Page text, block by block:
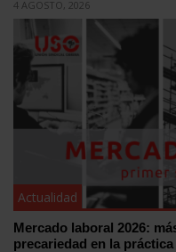
4 AGOSTO, 2026
Actualidad
Mercado laboral 2026:
precariedad en la práctica